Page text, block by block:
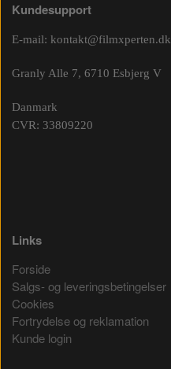
Kundesupport
E-mail: kontakt@filmxperten.dk
Granly Alle 7, 6710 Esbjerg V
Danmark
CVR: 33809220
Links
Forside
Salgs- og leveringsbetingelser
Cookies
Fortrydelse og reklamation
Kunde login